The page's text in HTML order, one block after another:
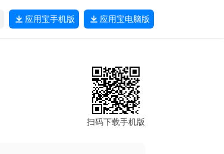
应用宝手机版 应用宝电脑版
扫码下载手机版